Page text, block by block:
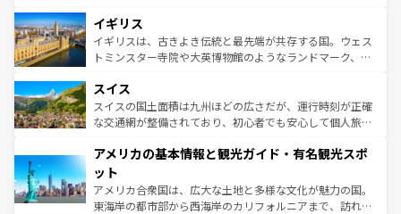
香り高いラベンダー畑など、多彩な楽しみ方が可能だ。さ
らに、パリ以外の地域にも魅力が溢れており、どの街角に
も豊かな歴史と文化が息づいている。パリ以外の個性あふ
を参照してほしい。
顔を持つこの国は、どこを歩いても飽きることがない。ベ
ルリンの文化的活気、バイエルン州のアルプスの絶景、そ
してライン川沿いのワイン畑といった風景は必見。ビール
は、お酒好きな人にはぜひ体験してほしい。 なお、新着の
ドイツ情報はコンテンツ一覧を参照してほしい。
イギリス
イギリスは、古きよき伝統と最先端が共存する国。ウェス
トミンスター寺院や大英博物館のようなランドマーク、歴
リアごとに異なる魅力がある。また、優雅なアフタヌーン
ティー、ビール好きにはたまらない英国パブ、サッカー観
戦など、本場だからこそできる体験も豊富。イギリスを旅
ンツ一覧を参照してほしい。
スイス
スイスの国土面積は九州ほどの広さだが、運行時刻が正確
な交通網が整備されており、初心者でも安心して個人旅行
の建物がそのまま残る町や、スイスならではのユニークな
博物館もあり、アルプス観光だけでなく町歩きも満喫する
ことができる。国民の所得が高いため物価も高いが、旅行
者向けの交通パス提供のサービスもあり、うまく活用すれ
アメリカの基本情報と観光ガイド・有名観光スポ
ット
アメリカ合衆国は、広大な土地と多様な文化が魅力の国。
東海岸の都市部から西海岸のカリフォルニアまで、訪れる